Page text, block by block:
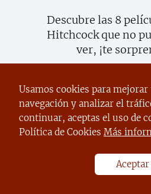
Descubre las 8
Hitchcock que no
ver, ¡te
Deja una respuesta
Usamos cookies para
navegación y analizar el
continuar, aceptas el uso de
Política de Cookies Más
Aceptar